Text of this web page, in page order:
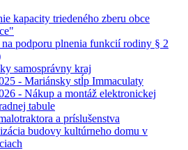
kapacity triedeného zberu obce
podporu plnenia funkcií rodiny § 2
samosprávny kraj
- Mariánsky stĺp Immaculaty
- Nákup a montáž elektronickej
tabule
a príslušenstva
budovy kultúrneho domu v